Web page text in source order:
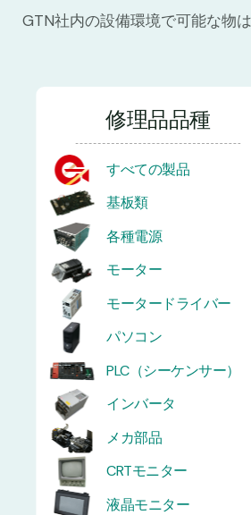
GTN社内の設備環境で可能な物
修理品品種
すべての製品
基板類
各種電源
モーター
モータードライバー
パソコン
PLC（シーケンサー）
インバータ
メカ部品
CRTモニター
液晶モニター